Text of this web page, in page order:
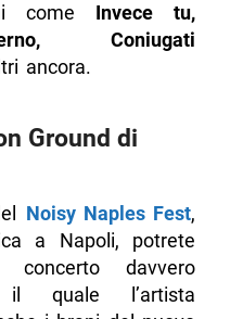
come Invece tu,
Coniugati
ancora.
Ground di
Noisy Naples Fest,
a Napoli, potrete
davvero
il quale l’artista